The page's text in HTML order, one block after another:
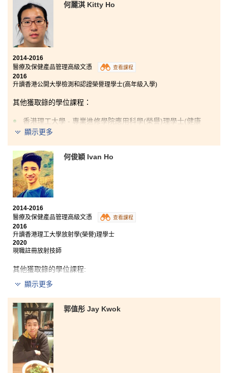
這課程能提供基本的健康科學知識，更能作為我日後投
身醫療界的基石。我參加了醫院管理局舉辦的暑期實習
生計劃和台中中山醫學大學實習訓練計劃，正好讓我累
積課堂以外的經驗。我很慶幸當初報讀了這課程，更想
不到在兩年後的今日，竟有幸在此分享我的經歷。追夢
的路是如此意想不到。如果沒有嘗試過，努力過，從來
不知自己能否做得到。請謹記：也許人生沒有完美句
號，但請仍然堅持去征服種種障礙。
何麗淇 Kitty Ho
2014-2016
醫療及保健產品管理高級文憑
查看課程
2016
升讀香港公開大學檢測和認證榮譽理學士(高年級入學)
其他獲取錄的學位課程：
香港理工大學 - 專業進修學院應用科學(榮譽)理學士(健康
學) (兩年制課程)
雖然我的公開試成績未如理想，我於HPSHCC的兩年學
習實在獲益良多。老師們、學生輔導主任及朋友給我鼓
勵，驅使我繼續努力向前。在這課程上，我學習到不同
學術範疇，例如：生理及解剖學、病理生理學、藥物使
用及藥理學及其他科目。除了學科外，課程也會安排實
習和交流機會給學生，提升同學對相關學科的了解，從
而認識工作的範圍。我更有機會到明心大藥房實習，學
習不同的工作需要和與不同單位合作，增加了我對有關
藥房運作的認識。
顯示更多
何俊穎 Ivan Ho
2014-2016
醫療及保健產品管理高級文憑
查看課程
2016
升讀香港理工大學放射學(榮譽)理學士
2020
現職註冊放射技師
其他獲取錄的學位課程:
香港城市大學理學士 - 應用生物學(高年級入學)
我於中學時期對讀書一直興趣不大，故
中獲取佳績
，升讀大學對我來說是遙不可及的目標。然
而，我慶幸報讀了醫療及保健產品管理高級文憑課程。
課程內容既豐富又實用，導師於課堂上講解生動有趣，
大大提高我對讀書的興趣。另外，我還結識到一班好同
學，彼此幫助及勉勵。入讀這個課程讓我能達成兩年前
定下升讀大學的目標，書院的生活亦帶給我
的回憶。
顯示更多
郭值彤 Jay Kwok